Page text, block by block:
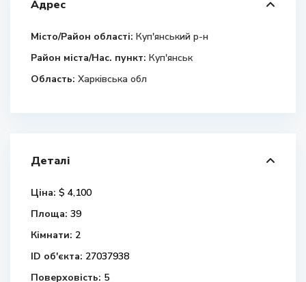
Адрес
Місто/Район області: Куп'янський р-н
Район міста/Нас. пункт: Куп'янськ
Область: Харківська обл
Деталі
Ціна: $ 4,100
Площа: 39
Кімнати: 2
ID об'єкта: 27037938
Поверховість: 5